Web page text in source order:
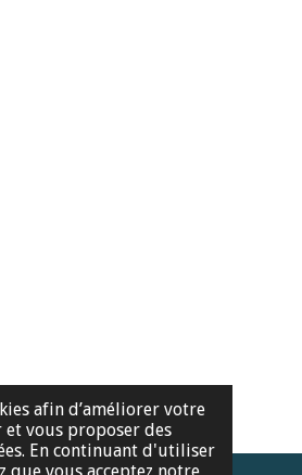
afin d’améliorer votre
vous proposer des
En continuant d'utiliser